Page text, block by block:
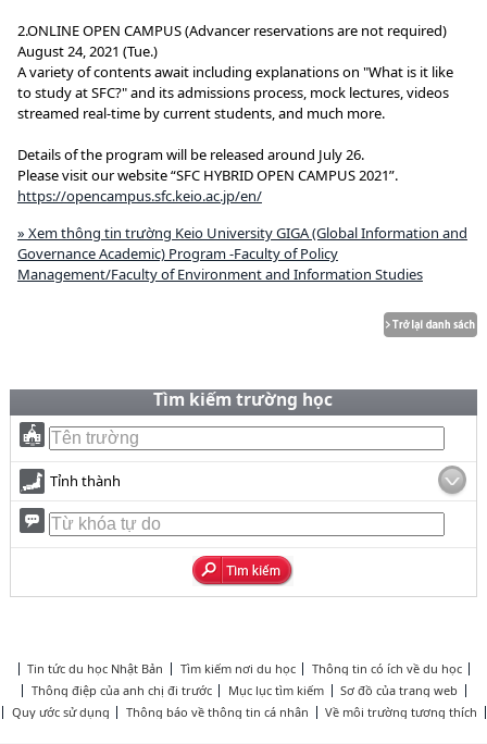
2.ONLINE OPEN CAMPUS (Advancer reservations are not required)
August 24, 2021 (Tue.)
A variety of contents await including explanations on "What is it like
to study at SFC?" and its admissions process, mock lectures, videos
streamed real-time by current students, and much more.
Details of the program will be released around July 26.
Please visit our website “SFC HYBRID OPEN CAMPUS 2021”.
https://opencampus.sfc.keio.ac.jp/en/
» Xem thông tin trường Keio University GIGA (Global Information and
Governance Academic) Program -Faculty of Policy
Management/Faculty of Environment and Information Studies
Tìm kiếm trường học
Tỉnh thành
Tin tức du học Nhật Bản Tìm kiếm nơi du học
Thông tin có ích về du học
Thông điệp của anh chị đi trước
Mục lục tìm kiếm
Sơ đồ của trang web
Quy ước sử dụng
Thông báo về thông tin cá nhân Về môi trường tương thích